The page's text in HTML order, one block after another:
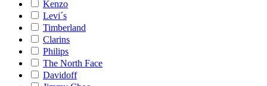
Kenzo
Levi´s
Timberland
Clarins
Philips
The North Face
Davidoff